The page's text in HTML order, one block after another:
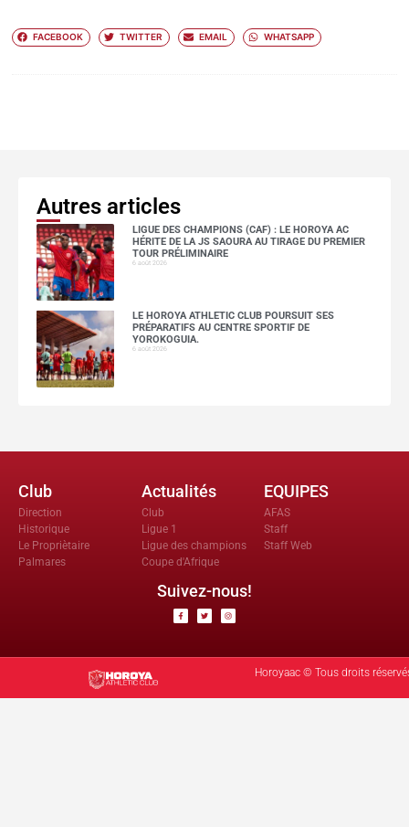
FACEBOOK TWITTER EMAIL WHATSAPP
Autres articles
LIGUE DES CHAMPIONS (CAF) : LE HOROYA AC
HÉRITE DE LA JS SAOURA AU TIRAGE DU PREMIER
TOUR PRÉLIMINAIRE
6 août 2026
LE HOROYA ATHLETIC CLUB POURSUIT SES
PRÉPARATIFS AU CENTRE SPORTIF DE
YOROKOGUIA.
6 août 2026
Club
Direction
Historique
Le Propriètaire
Palmares
Actualités
Club
Ligue 1
Ligue des champions
Coupe d'Afrique
EQUIPES
AFAS
Staff
Staff Web
Suivez-nous!
Horoyaac © Tous droits